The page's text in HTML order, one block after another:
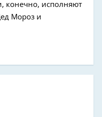
конечно, исполняют
Мороз и